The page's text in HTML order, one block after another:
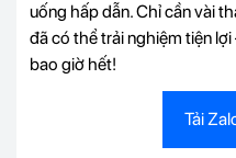
uống hấp dẫn. Chỉ cần vài
đã có thể trải nghiệm tiện
bao giờ hết!
Tải